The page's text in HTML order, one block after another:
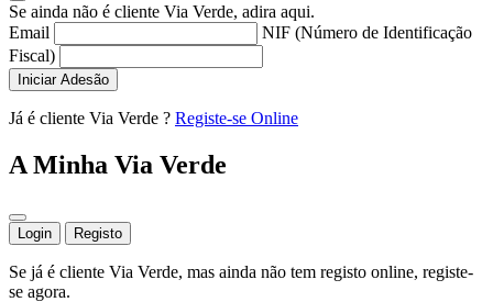
Se ainda não é cliente Via Verde, adira aqui.
Email
NIF (Número de Identificação
Fiscal)
Iniciar Adesão
Já é cliente Via Verde ? Registe-se Online
A Minha Via Verde
Login Registo
Se já é cliente Via Verde, mas ainda não tem registo online, registe-
se agora.